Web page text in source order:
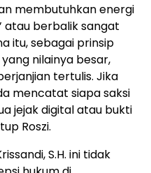
membutuhkan energi
atau berbalik sangat
itu, sebagai prinsip
nilainya besar,
tertulis. Jika
mencatat siapa saksi
jejak digital atau bukti
Roszi.
S.H. ini tidak